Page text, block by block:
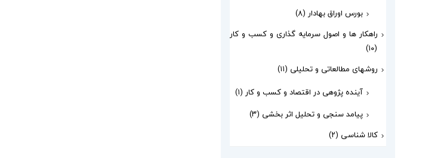
بورس اوراق بهادار (۸)
راهکار ها و اصول سرمایه گذاری و کسب و کار
(۱۰)
روشهای مطالعاتی و تحلیلی (۱۱)
آینده پژوهی در اقتصاد و کسب و کار (۱)
پیامد سنجی و تحلیل اثر بخشی (۳)
کالا شناسی (۲)